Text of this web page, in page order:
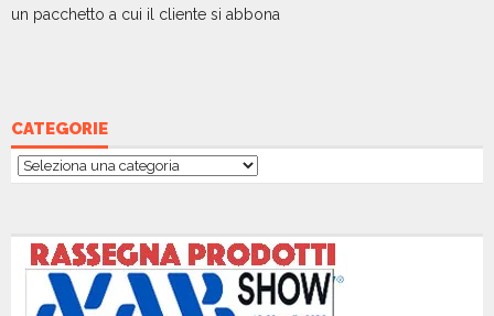
un pacchetto a cui il cliente si abbona
CATEGORIE
Categorie